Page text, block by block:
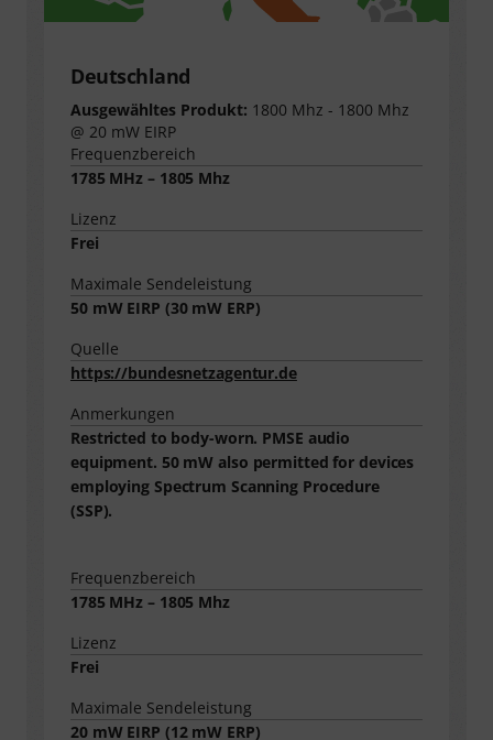
Deutschland
Ausgewähltes Produkt: 1800 Mhz - 1800 Mhz
@ 20 mW EIRP
Frequenzbereich
1785 MHz – 1805 Mhz
Lizenz
Frei
Maximale Sendeleistung
50mW EIRP (30mW ERP)
Quelle
https://bundesnetzagentur.de
Anmerkungen
Restricted to body-worn. PMSE audio
equipment. 50 mW also permitted for devices
employing Spectrum Scanning Procedure
(SSP).
Frequenzbereich
1785 MHz – 1805 Mhz
Lizenz
Frei
Maximale Sendeleistung
20mW EIRP (12mW ERP)